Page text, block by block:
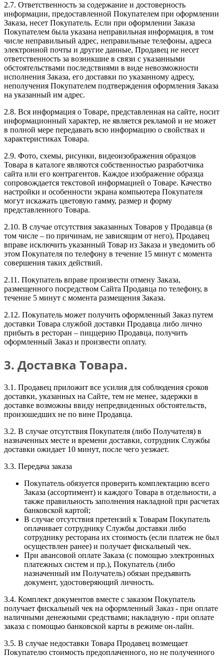
2.7. Ответственность за содержание и достоверность
информации, предоставленной Покупателем при оформлении
Заказа, несет Покупатель. Если при оформлении Заказа
Покупателем была указана неправильная информация, в том
числе неправильный адрес, неправильные телефоны, адреса
электронной почты и другие данные, Продавец не несет
ответственность за возникшие в связи с указанными
обстоятельствами последствиями в виде невозможности
исполнения Заказа, его доставки по указанному адресу,
неполучения Покупателем подтверждения оформления Заказа
на указанный им адрес.
2.8. Вся информация о Товаре, представленная на сайте, носит
информационный характер, не является рекламой и не может
в полной мере передавать всю информацию о свойствах и
характеристиках Товара.
2.9. Фото, схемы, рисунки, видеоизображения образцов
Товара в каталоге являются собственностью разработчика
сайта или его контрагентов. Каждое изображение образца
сопровождается текстовой информацией о Товаре. Качество
настройки и особенности экрана компьютера Покупателя
могут искажать цветовую гамму, размер и форму
представленного Товара.
2.10. В случае отсутствия заказанных Товаров у Продавца (в
том числе – по причинам, не зависящим от него), Продавец
вправе исключить указанный Товар из Заказа и уведомить об
этом Покупателя по телефону в течение 15 минут с момента
совершения таких действий.
2.11. Покупатель вправе произвести отмену Заказа,
размещенного посредством Сайта Продавца по телефону, в
течение 5 минут с момента размещения Заказа.
2.12. Покупатель может получить оформленный Заказ путем
доставки Товара службой доставки Продавца либо лично
прибыть в ресторан – пиццерию Продавца, получить
оформленный Заказ и произвести оплату.
3. Доставка Товара.
3.1. Продавец приложит все усилия для соблюдения сроков
доставки, указанных на Сайте, тем не менее, задержки в
доставке возможны ввиду непредвиденных обстоятельств,
произошедших не по вине Продавца.
3.2. В случае отсутствия Покупателя (либо Получателя) в
назначенных месте и времени доставки, сотрудник Службы
доставки ожидает 10 минут, после чего уезжает.
3.3. Передача заказа
Покупатель обязуется проверить комплектацию всего
Заказа (ассортимент) и каждого Товара в отдельности, а
также правильность заполнения накладной при расчетах
банковской картой;
В случае отсутствия претензий к Товарам Покупатель
оплачивает сотруднику Службы доставки либо
сотруднику ресторана их стоимость (если платеж не был
осуществлен ранее) и получает фискальный чек.
При авансовой оплате Заказа (с помощью электронных
платежных систем и пр.), Покупатель (либо
назначенный им Получатель) обязан предъявить
документ, удостоверяющий личность.
3.4. Комплект документов вместе с заказом Покупатель
получает фискальный чек на оформленный Заказ - при оплате
наличными денежными средствами; накладную - при оплате
заказа с помощью банковской карты в режиме он-лайн.
3.5. В случае недоставки Товара Продавец возмещает
Покупателю стоимость предоплаченного, но не полученного